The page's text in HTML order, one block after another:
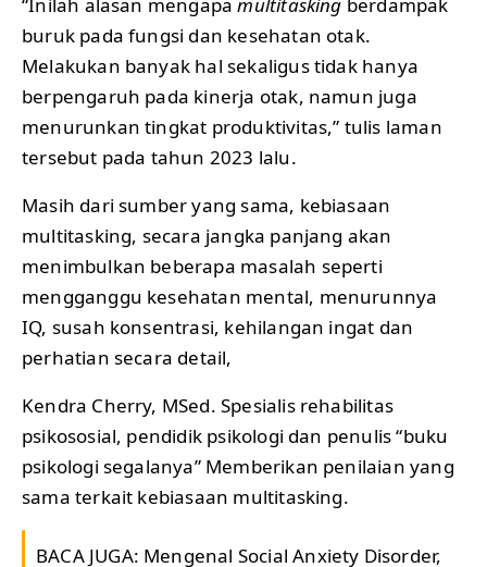
“Inilah alasan mengapamultitasking berdampak
buruk pada fungsi dan kesehatan otak.
Melakukan banyak hal sekaligus tidak hanya
berpengaruh pada kinerja otak, namun juga
menurunkan tingkat produktivitas,” tulis laman
tersebut pada tahun 2023 lalu.
Masih dari sumber yang sama, kebiasaan
multitasking, secara jangka panjang akan
menimbulkan beberapa masalah seperti
mengganggu kesehatan mental, menurunnya
IQ, susah konsentrasi, kehilangan ingat dan
perhatian secara detail,
Kendra Cherry, MSed. Spesialis rehabilitas
psikososial, pendidik psikologi dan penulis “buku
psikologi segalanya” Memberikan penilaian yang
sama terkait kebiasaan multitasking.
BACA JUGA: Mengenal Social Anxiety Disorder,